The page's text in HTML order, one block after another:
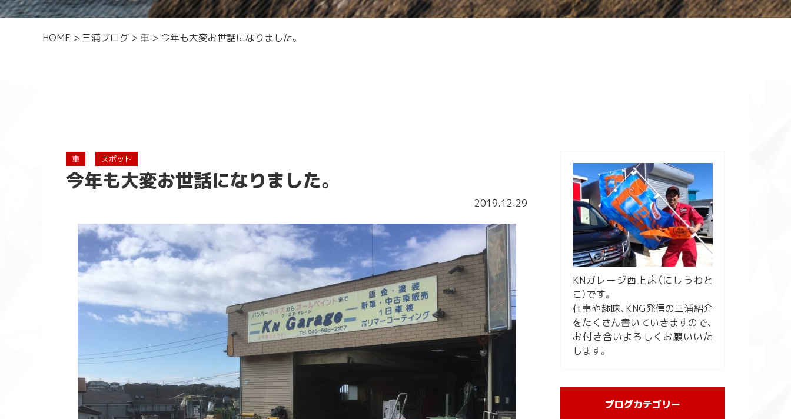
HOME > 三浦ブログ > 車 > 今年も大変お世話になりました。
車 スポット
今年も大変お世話になりました。
2019.12.29
KNガレージ西上床（にしうわと
こ）です。
仕事や趣味、KNG発信の三浦紹介
をたくさん書いていきますので、
お付き合いよろしくお願いいた
します。
ブログカテゴリー